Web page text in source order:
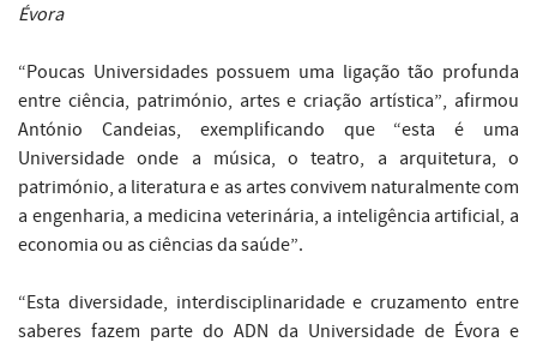
Évora
“Poucas Universidades possuem uma ligação tão profunda
entre ciência, património, artes e criação artística”, afirmou
António Candeias, exemplificando que “esta é uma
Universidade onde a música, o teatro, a arquitetura, o
património, a literatura e as artes convivem naturalmente com
a engenharia, a medicina veterinária, a inteligência artificial, a
economia ou as ciências da saúde”.
“Esta diversidade, interdisciplinaridade e cruzamento entre
saberes fazem parte do ADN da Universidade de Évora e